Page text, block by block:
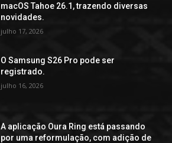
macOS Tahoe 26.1, trazendo diversas
novidades.
julho 17, 2026
O Samsung S26 Pro pode ser
registrado.
julho 16, 2026
A aplicação Oura Ring está passando
por uma reformulação, com adição de